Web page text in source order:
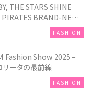
THE STARS SHINE
BRAND-NEW
FASHION
Fashion Show 2025 –
ータの最前線
FASHION